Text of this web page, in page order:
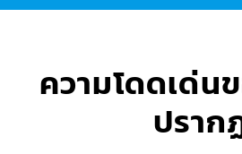
ความโดดเด่น
ปราก